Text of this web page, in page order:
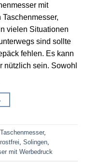
mit
vielen Situationen
sind sollte
fehlen. Es kann
nützlich sein. Sowohl
Taschenmesser,
rostfrei, Solingen,
mit Werbedruck